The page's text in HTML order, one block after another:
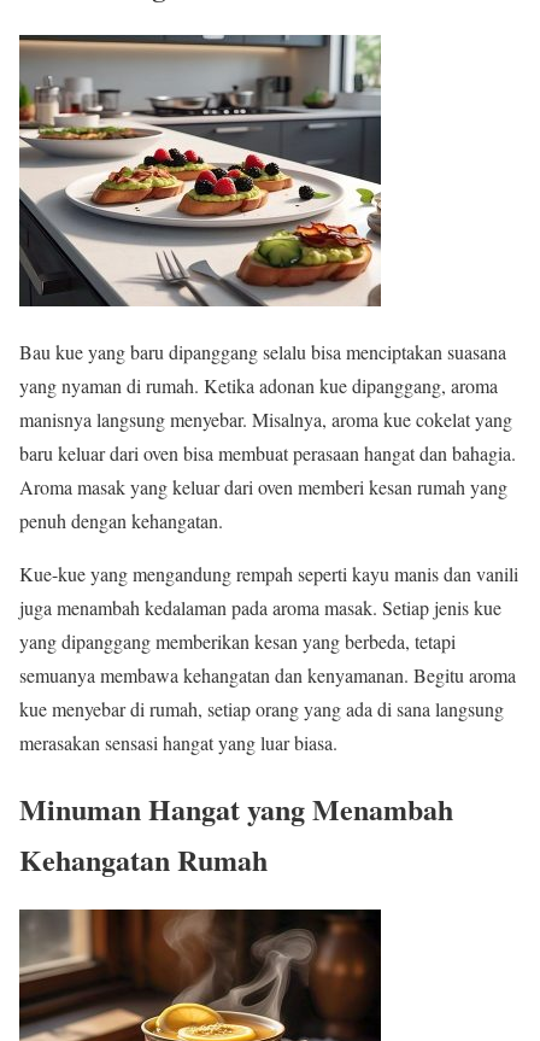
Bau kue yang baru dipanggang selalu bisa menciptakan suasana
yang nyaman di rumah. Ketika adonan kue dipanggang, aroma
manisnya langsung menyebar. Misalnya, aroma kue cokelat yang
baru keluar dari oven bisa membuat perasaan hangat dan bahagia.
Aroma masak yang keluar dari oven memberi kesan rumah yang
penuh dengan kehangatan.
Kue-kue yang mengandung rempah seperti kayu manis dan vanili
juga menambah kedalaman pada aroma masak. Setiap jenis kue
yang dipanggang memberikan kesan yang berbeda, tetapi
semuanya membawa kehangatan dan kenyamanan. Begitu aroma
kue menyebar di rumah, setiap orang yang ada di sana langsung
merasakan sensasi hangat yang luar biasa.
Minuman Hangat yang Menambah
Kehangatan Rumah